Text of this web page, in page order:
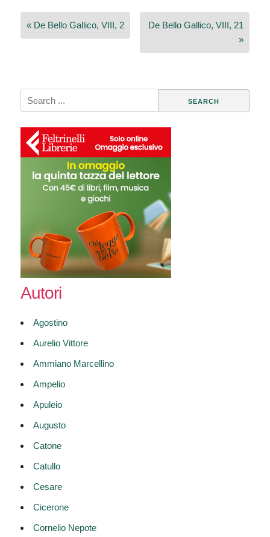
Navigazione
articoli
« De Bello Gallico, VIII, 2
De Bello Gallico, VIII, 21
»
Search
for:
Autori
Agostino
Aurelio Vittore
Ammiano Marcellino
Ampelio
Apuleio
Augusto
Catone
Catullo
Cesare
Cicerone
Cornelio Nepote